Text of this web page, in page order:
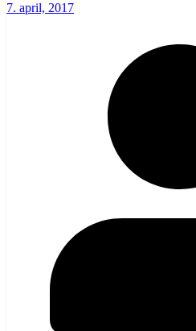
7. april, 2017